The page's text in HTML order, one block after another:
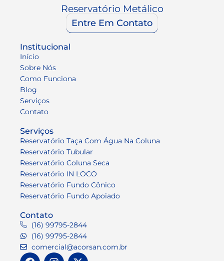
Reservatório Metálico
Entre Em Contato
Institucional
Início
Sobre Nós
Como Funciona
Blog
Serviços
Contato
Serviços
Reservatório Taça Com Água Na Coluna
Reservatório Tubular
Reservatório Coluna Seca
Reservatório IN LOCO
Reservatório Fundo Cônico
Reservatório Fundo Apoiado
Contato
(16) 99795-2844
(16) 99795-2844
comercial@acorsan.com.br